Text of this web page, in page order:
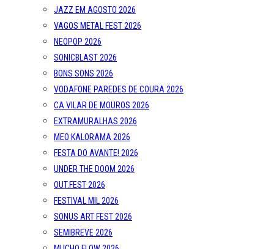
JAZZ EM AGOSTO 2026
VAGOS METAL FEST 2026
NEOPOP 2026
SONICBLAST 2026
BONS SONS 2026
VODAFONE PAREDES DE COURA 2026
CA VILAR DE MOUROS 2026
EXTRAMURALHAS 2026
MEO KALORAMA 2026
FESTA DO AVANTE! 2026
UNDER THE DOOM 2026
OUT.FEST 2026
FESTIVAL MIL 2026
SONUS ART FEST 2026
SEMIBREVE 2026